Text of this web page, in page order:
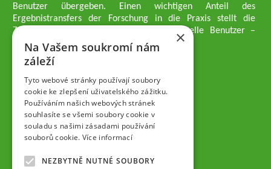
Benutzer übergeben. Einen wichtigen Anteil des
Ergebnistransfers der Forschung in die Praxis stellt die
Züchtungsmethodik dar, die an professionelle Benutzer –
professionelle Obstzüchter übergeben wird.
Geschäftsführer der Gesellschaft
Dipl.-Ing. Tomáš Zmeškal
Dipl.-Ing. Jaroslav Vácha
Gesellschafter
Dipl.-Ing. Jan Blažek, CS c.
Dipl.-Ing. Josef Kosina, CS c.
Dipl.-Ing. Václav Ludvík
Jaroslav Muška
×
Na Vašem soukromí nám
záleží
Tyto webové stránky používají soubory
cookie ke zlepšení uživatelského zážitku.
Používáním našich webových stránek
souhlasíte se všemi soubory cookie v
souladu s našimi zásadami používání
souborů cookie. Více informací
NEZBYTNĚ NUTNÉ SOUBORY